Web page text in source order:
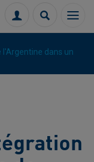
Menu
Connexion
dans un